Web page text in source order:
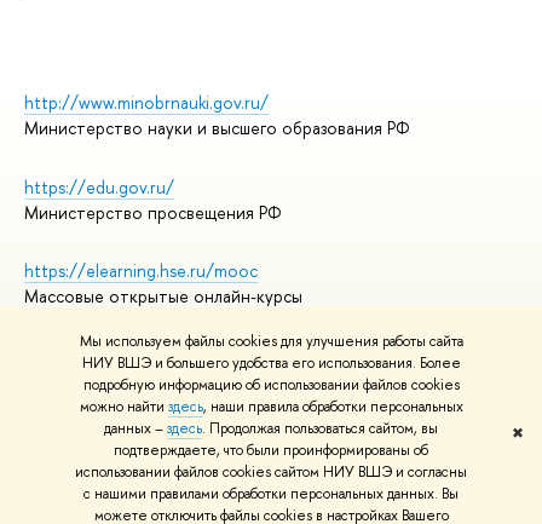
Мы используем файлы cookies для улучшения работы сайта
НИУ ВШЭ и большего удобства его использования. Более
подробную информацию об использовании файлов cookies
можно найти здесь, наши правила обработки персональных
данных –здесь. Продолжая пользоваться сайтом, вы
подтверждаете, что были проинформированы об
использовании файлов cookies сайтом НИУ ВШЭ и согласны
с нашими правилами обработки персональных данных. Вы
можете отключить файлы cookies в настройках Вашего
✖
http://www.minobrnauki.gov.ru/
Министерство науки и высшего образования РФ
https://edu.gov.ru/
Министерство просвещения РФ
https://elearning.hse.ru/mooc
Массовые открытые онлайн-курсы
© НИУ ВШЭ 1993–2026
Адреса и контакты
Условия использования материалов
Политика конфиденциальности
Правила применения рекомендательных технологий в НИУ ВШЭ
Карта сайта